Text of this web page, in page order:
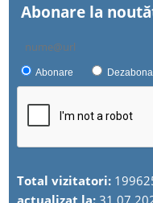
Abonare la
Abonare
Total vizitatori:
actualizat la: